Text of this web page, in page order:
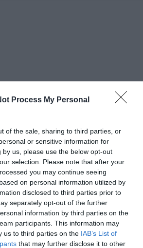
Process My Personal
of the sale, sharing to third parties, or
or sensitive information for
by us, please use the below opt-out
selection. Please note that after your
you may continue seeing
on personal information utilized by
disclosed to third parties prior to
separately opt-out of the further
information by third parties on the
participants. This information may
us to third parties on the IAB’s List of
that may further disclose it to other